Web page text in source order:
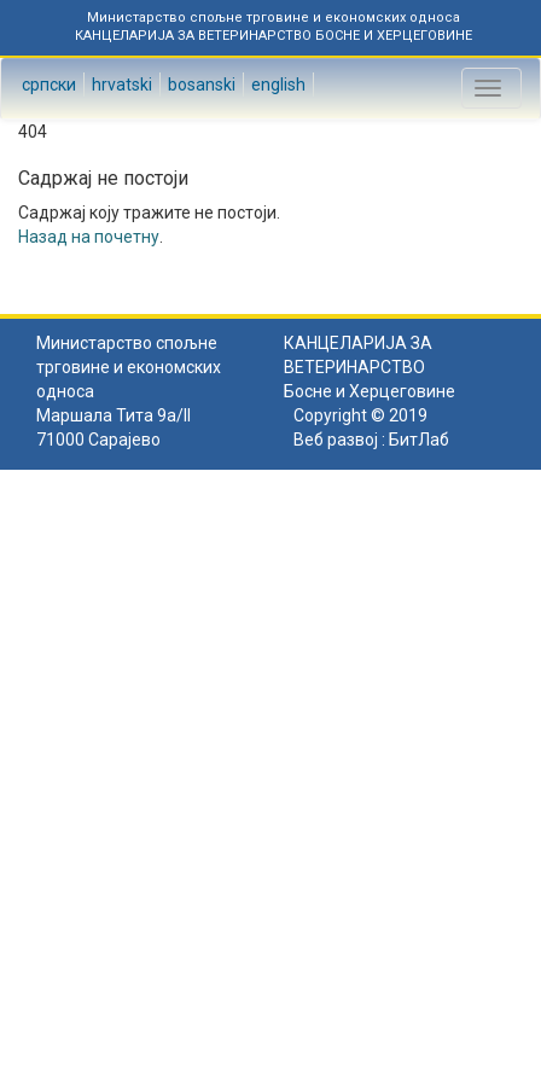
Министарство спољне трговине и економских односа
КАНЦЕЛАРИЈА ЗА ВЕТЕРИНАРСТВО БОСНЕ И ХЕРЦЕГОВИНЕ
српски hrvatski bosanski english
Toggle
404
Садржај не постоји
Садржај коју тражите не постоји.
Назад на почетну
Министарство спољне
трговине и економских
односа
КАНЦЕЛАРИЈА ЗА
ВЕТЕРИНАРСТВО
Босне и Херцеговине
Маршала Тита 9а/II
71000 Сарајево
Copyright © 2019
Веб развој : БитЛаб